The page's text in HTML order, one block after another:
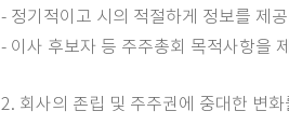
- 정기적이고 시의 적절하게 정보를 제공
- 이사 후보자 등 주주총회 목적사항을
2. 회사의 존립 및 주주권에 중대한 변